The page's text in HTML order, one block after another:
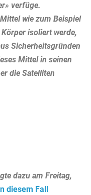
verfüge.
wie zum Beispiel
isoliert werde,
Sicherheitsgründen
Mittel in seinen
die Satelliten
dazu am Freitag,
diesem Fall